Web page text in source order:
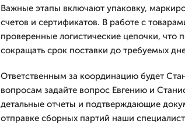
Важные этапы включают упаковку,
счетов и сертификатов. В работе с
проверенные логистические цепочки, что
сокращать срок поставки до требуемых
Ответственным за координацию будет
вопросам задайте вопрос Евгению и
детальные отчеты и подтверждающие
отправке сборных партий наши